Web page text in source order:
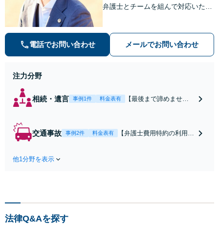
弁護士とチームを組んで対応いたし
添い、不安を軽減します。まずはお
気軽にご相談ください。
電話でお問い合わせ メールでお問い合わせ
注力分野
相続・遺言 事例1件 料金表有
【最後まで諦めませ
合意してしまう前にご
交通事故 事例2件 料金表有
【弁護士費用特約の利用＆
は損をしてしまうかもしれ
他1分野を表示
法律Q&Aを探す